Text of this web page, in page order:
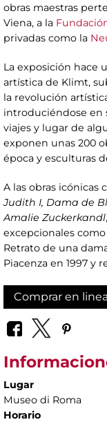
obras maestras
Viena, a la
privadas como la
La exposición hace
artística de Klimt,
la revolución
introduciéndose en
viajes y lugar de
exponen unas 200
época y esculturas
A las obras icónicas
Judith I, Dama de
Amalie Zuckerkandl
excepcionales como
Retrato de una
Piacenza en 1997 y
Comprar en linea
Lugar
Museo di Roma
Horario